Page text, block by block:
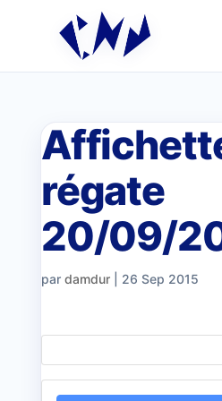
régate
20/09/
par damdur| 26 Sep 2015